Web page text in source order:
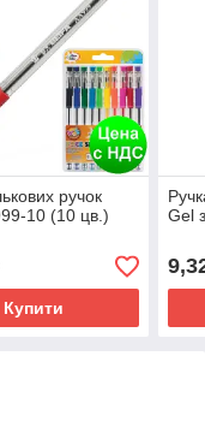
ручок
10 (10 цв.)
Купити
Gel